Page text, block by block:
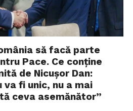
să facă parte
Pace. Ce conține
de Nicușor Dan:
va fi unic, nu a mai
ceva asemănător”